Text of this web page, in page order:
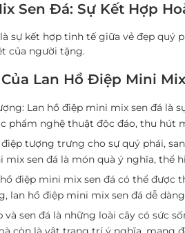
Sen Đá: Sự Kết Hợp
sự kết hợp tinh tế giữa vẻ đẹp quý
của người tặng.
Lan Hồ Điệp Mini
: Lan hồ điệp mini mix sen đá là
phẩm nghệ thuật độc đáo, thu hút
điệp tượng trưng cho sự quý phái,
mix sen đá là món quà ý nghĩa,
điệp mini mix sen đá có thể được
lan hồ điệp mini mix sen đá dễ
và sen đá là những loài cây có sức